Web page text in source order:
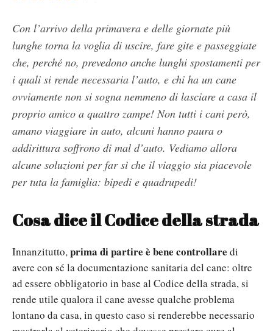
Con l’arrivo della primavera e delle giornate più
lunghe torna la voglia di uscire, fare gite e passeggiate
che, perché no, prevedono anche lunghi spostamenti per
i quali si rende necessaria l’auto, e chi ha un cane
ovviamente non si sogna nemmeno di lasciare a casa il
proprio amico a quattro zampe! Non tutti i cani però,
amano viaggiare in auto, alcuni hanno paura o
addirittura soffrono di mal d’auto. Vediamo allora
alcune soluzioni per far sì che il viaggio sia piacevole
per tuta la famiglia: bipedi e quadrupedi!
Cosa dice il Codice della strada
Innanzitutto,prima di partire è bene controllare di
avere con sé la documentazione sanitaria del cane: oltre
ad essere obbligatorio in base al Codice della strada, si
rende utile qualora il cane avesse qualche problema
lontano da casa, in questo caso si renderebbe necessario